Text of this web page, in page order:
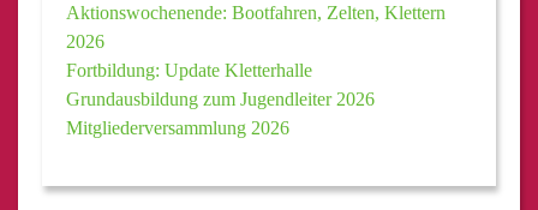
Aktionswochenende: Bootfahren, Zelten, Klettern
2026
Fortbildung: Update Kletterhalle
Grundausbildung zum Jugendleiter 2026
Mitgliederversammlung 2026